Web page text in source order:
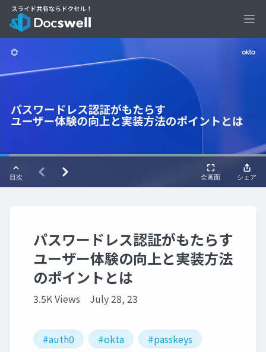
パスワードレス認証がもたらす
ユーザー体験の向上と実装方法
のポイントとは
3.5K Views July 28, 23
#auth0 #okta
#passkeys